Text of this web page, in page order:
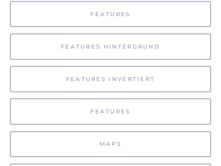
FEATURES
FEATURES HINTERGRUND
FEATURES INVERTIERT
FEATURES
MAPS